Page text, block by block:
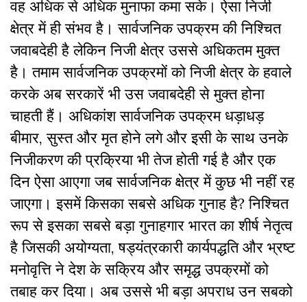
वह अधिक से अधिक मुनाफा कमा सके। ऐसा निजी
क्षेत्र में ही संभव है। सार्वजनिक उपक्रम की निश्चित
जवाबदेही है लेकिन निजी क्षेत्र उससे अधिकतम मुक्त
है। तमाम सार्वजनिक उपक्रमों को निजी क्षेत्र के हवाले
करके अब सरकारें भी उस जवाबदेही से मुक्त होना
चाहती हैं। अधिकांश सार्वजनिक उपक्रम धड़ाधड़
बीमार, सुस्त और मृत होने लगे और इसी के साथ उनके
निजीकरण की प्रक्रिया भी तेज होती गई है और एक
दिन ऐसा आएगा जब सार्वजनिक क्षेत्र में कुछ भी नहीं रह
जाएगा। इसमें किसका सबसे अधिक गुनाह है? निश्चित
रूप से इसका सबसे बड़ा गुनाहगार भारत का शीर्ष नेतृत्व
है जिसकी अयोग्यता, षड्यंत्रकारी कार्यपद्धति और भ्रष्ट
मनोवृत्ति ने देश के सक्रिय और समृद्ध उपक्रमों को
तबाह कर दिया। अब उससे भी बड़ा अपराध उन सबको